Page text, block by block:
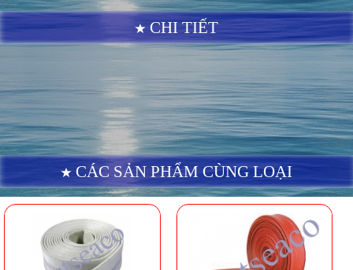
CHI TIẾT
CÁC SẢN PHẨM CÙNG LOẠI